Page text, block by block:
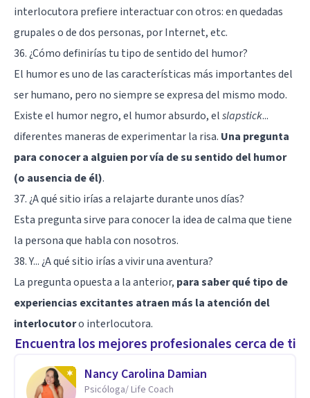
interlocutora prefiere interactuar con otros: en quedadas
grupales o de dos personas, por Internet, etc.
36. ¿Cómo definirías tu tipo de sentido del humor?
El humor es uno de las características más importantes del
ser humano, pero no siempre se expresa del mismo modo.
Existe el humor negro, el humor absurdo, elslapstick...
diferentes maneras de experimentar la risa. Una pregunta
para conocer a alguien por vía de su sentido del humor
(o ausencia de él).
37. ¿A qué sitio irías a relajarte durante unos días?
Esta pregunta sirve para conocer la idea de calma que tiene
la persona que habla con nosotros.
38. Y... ¿A qué sitio irías a vivir una aventura?
La pregunta opuesta a la anterior, para saber qué tipo de
experiencias excitantes atraen más la atención del
interlocutoro interlocutora.
Encuentra los mejores profesionales cerca de ti
Nancy Carolina Damian
Psicóloga/ Life Coach